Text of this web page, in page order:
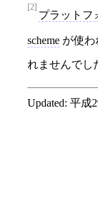
[2]
プラットフ
scheme が使わ
れませんでし
Updated: 平成